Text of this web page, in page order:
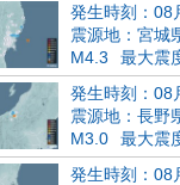
発生時刻：08
震源地：宮城
M4.3
最大震
発生時刻：08
震源地：長野
M3.0
最大震
発生時刻：08